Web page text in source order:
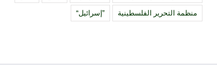
منظمة التحرير الفلسطينية ”إسرائيل“